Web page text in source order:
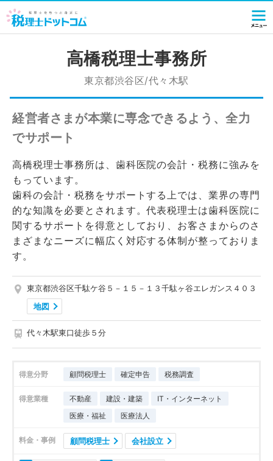
高橋税理士事務所
東京都渋谷区/代々木駅
経営者さまが本業に専念できるよう、全力
でサポート
高橋税理士事務所は、歯科医院の会計・税務に強みを
もっています。
歯科の会計・税務をサポートする上では、業界の専門
的な知識を必要とされます。代表税理士は歯科医院に
関するサポートを得意としており、お客さまからのさ
まざまなニーズに幅広く対応する体制が整っておりま
す。
東京都渋谷区千駄ケ谷５－１５－１３千駄ヶ谷エレガンス４０３
地図
代々木駅東口徒歩５分
得意分野 顧問税理士 確定申告 税務調査
得意業種 不動産 建設・建築
IT・インターネット
医療・福祉
医療法人
料金・事例 顧問税理士 会社設立